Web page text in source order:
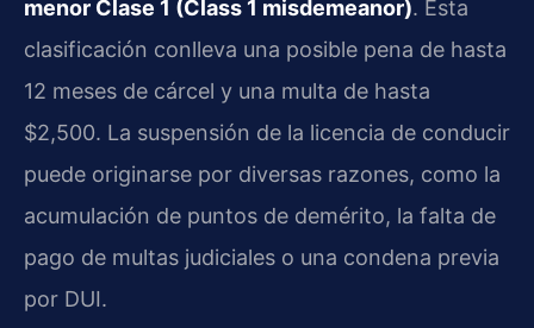
menor Clase 1 (Class 1 misdemeanor). Esta
clasificación conlleva una posible pena de hasta
12 meses de cárcel y una multa de hasta
$2,500. La suspensión de la licencia de conducir
puede originarse por diversas razones, como la
acumulación de puntos de demérito, la falta de
pago de multas judiciales o una condena previa
por DUI.